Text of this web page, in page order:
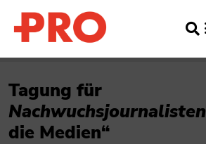
Tagung für
Nachwuchsjournalisten
die Medien“